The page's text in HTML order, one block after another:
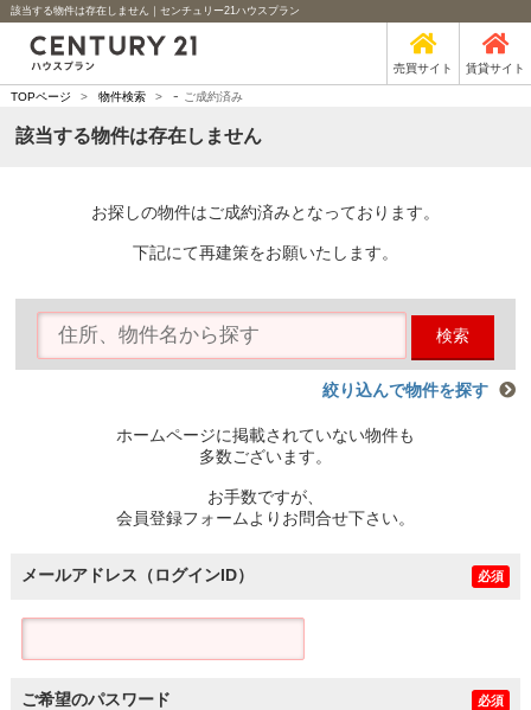
該当する物件は存在しません｜センチュリー21ハウスプラン
売買サイト 賃貸サイト
TOPページ > 物件検索 > - ご成約済み
該当する物件は存在しません
お探しの物件はご成約済みとなっております。
下記にて再建策をお願いたします。
検索
絞り込んで物件を探す
ホームページに掲載されていない物件も
多数ございます。
お手数ですが、
会員登録フォームよりお問合せ下さい。
メールアドレス（ログインID） 必須
ご希望のパスワード 必須